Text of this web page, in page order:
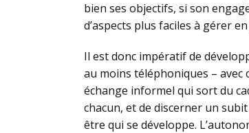
bien ses objectifs, si son
d’aspects plus faciles à gérer
Il est donc impératif de
au moins téléphoniques – avec
échange informel qui sort du
chacun, et de discerner un
être qui se développe.